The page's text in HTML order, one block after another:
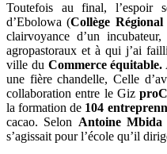
Toutefois au final, l’espoir
d’Ebolowa (Collège
clairvoyance d’un
agropastoraux et à qui j’ai
ville du Commerce équitable.
une fière chandelle, Celle
collaboration entre le Giz
la formation de 104
cacao. Selon Antoine Mbida
s’agissait pour l’école qu’il